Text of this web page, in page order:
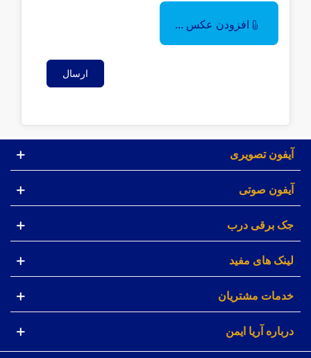
افزودن عکس ...
ارسال
آیفون تصویری
آیفون صوتی
جک برقی درب
لینک های مفید
خدمات مشتریان
درباره آریا ایمن